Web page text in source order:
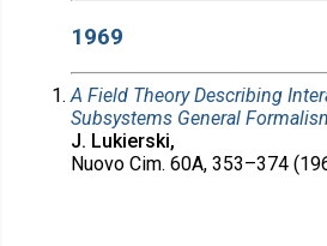
1969
A Field Theory Describing
Subsystems General
J. Lukierski,
Nuovo Cim. 60A, 353–374